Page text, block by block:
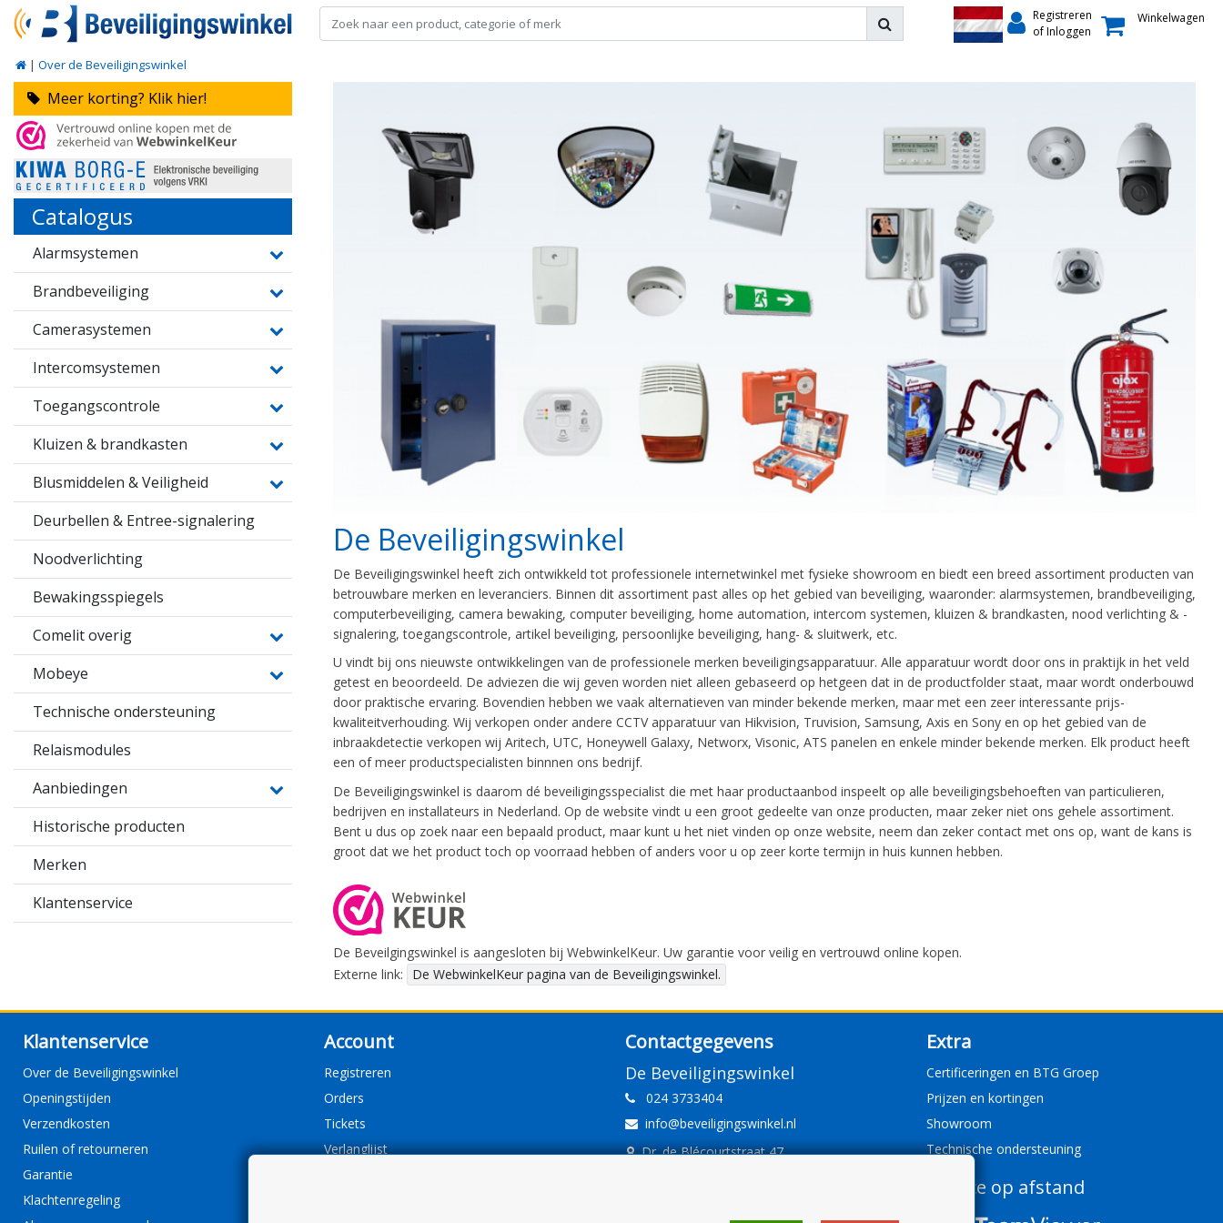
Registreren
of Inloggen
Winkelwagen
| Over de Beveiligingswinkel
Meer korting? Klik hier!
Catalogus
Alarmsystemen
Brandbeveiliging
Camerasystemen
Intercomsystemen
Toegangscontrole
Kluizen & brandkasten
Blusmiddelen & Veiligheid
Deurbellen & Entree-signalering
Noodverlichting
Bewakingsspiegels
Comelit overig
Mobeye
Technische ondersteuning
Relaismodules
Aanbiedingen
Historische producten
Merken
Klantenservice
De Beveiligingswinkel
De Beveiligingswinkel heeft zich ontwikkeld tot professionele internetwinkel met fysieke showroom en biedt een breed assortiment producten van
betrouwbare merken en leveranciers. Binnen dit assortiment past alles op het gebied van beveiliging, waaronder: alarmsystemen, brandbeveiliging,
computerbeveiliging, camera bewaking, computer beveiliging, home automation, intercom systemen, kluizen & brandkasten, nood verlichting & -
signalering, toegangscontrole, artikel beveiliging, persoonlijke beveiliging, hang- & sluitwerk, etc.
U vindt bij ons nieuwste ontwikkelingen van de professionele merken beveiligingsapparatuur. Alle apparatuur wordt door ons in praktijk in het veld
getest en beoordeeld. De adviezen die wij geven worden niet alleen gebaseerd op hetgeen dat in de productfolder staat, maar wordt onderbouwd
door praktische ervaring. Bovendien hebben we vaak alternatieven van minder bekende merken, maar met een zeer interessante prijs-
kwaliteitverhouding. Wij verkopen onder andere CCTV apparatuur van Hikvision, Truvision, Samsung, Axis en Sony en op het gebied van de
inbraakdetectie verkopen wij Aritech, UTC, Honeywell Galaxy, Networx, Visonic, ATS panelen en enkele minder bekende merken. Elk product heeft
een of meer productspecialisten binnnen ons bedrijf.
De Beveiligingswinkel is daarom dé beveiligingsspecialist die met haar productaanbod inspeelt op alle beveiligingsbehoeften van particulieren,
bedrijven en installateurs in Nederland. Op de website vindt u een groot gedeelte van onze producten, maar zeker niet ons gehele assortiment.
Bent u dus op zoek naar een bepaald product, maar kunt u het niet vinden op onze website, neem dan zeker contact met ons op, want de kans is
groot dat we het product toch op voorraad hebben of anders voor u op zeer korte termijn in huis kunnen hebben.
De Beveilgingswinkel is aangesloten bij WebwinkelKeur. Uw garantie voor veilig en vertrouwd online kopen.
Externe link:
De WebwinkelKeur pagina van de Beveiligingswinkel.
Klantenservice
Over de Beveiligingswinkel
Openingstijden
Verzendkosten
Ruilen of retourneren
Garantie
Klachtenregeling
Account
Registreren
Orders
Tickets
Verlanglijst
Contactgegevens
De Beveiligingswinkel
024 3733404
info@beveiligingswinkel.nl
Dr. de Blécourtstraat 47
Extra
Certificeringen en BTG Groep
Prijzen en kortingen
Showroom
Technische ondersteuning
Service op afstand